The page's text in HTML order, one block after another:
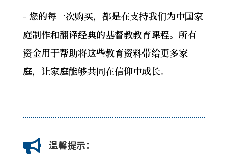
- 您的每一次购买，都是在支持我们为中国家
庭制作和翻译经典的基督教教育课程。所有
资金用于帮助将这些教育资料带给更多家
庭，让家庭能够共同在信仰中成长。
 温馨提示：